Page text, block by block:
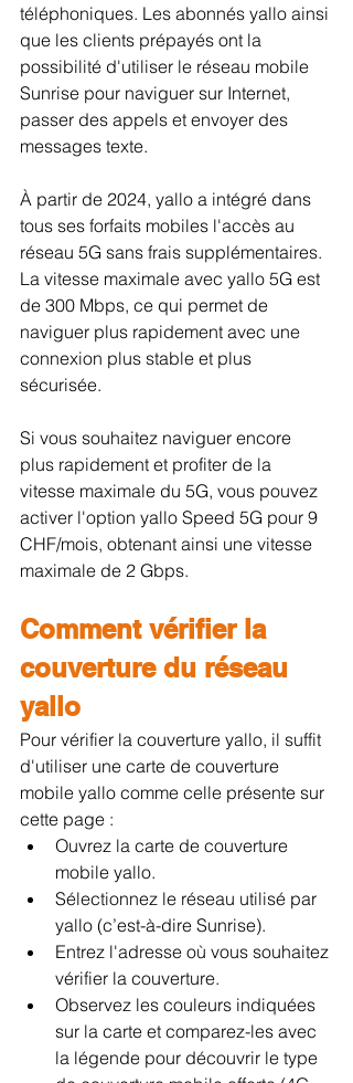
téléphoniques. Les abonnés yallo ainsi
que les clients prépayés ont la
possibilité d'utiliser le réseau mobile
Sunrise pour naviguer sur Internet,
passer des appels et envoyer des
messages texte.
À partir de 2024, yallo a intégré dans
tous ses forfaits mobiles l'accès au
réseau 5G sans frais supplémentaires.
La vitesse maximale avec yallo 5G est
de 300 Mbps, ce qui permet de
naviguer plus rapidement avec une
connexion plus stable et plus
sécurisée.
Si vous souhaitez naviguer encore
plus rapidement et profiter de la
vitesse maximale du 5G, vous pouvez
activer l'option yallo Speed 5G pour 9
CHF/mois, obtenant ainsi une vitesse
maximale de 2 Gbps.
Comment vérifier la
couverture du réseau
yallo
Pour vérifier la couverture yallo, il suffit
d'utiliser une carte de couverture
mobile yallo comme celle présente sur
cette page :
Ouvrez la carte de couverture
mobile yallo.
Sélectionnez le réseau utilisé par
yallo (c’est-à-dire Sunrise).
Entrez l'adresse où vous souhaitez
vérifier la couverture.
Observez les couleurs indiquées
sur la carte et comparez-les avec
la légende pour découvrir le type